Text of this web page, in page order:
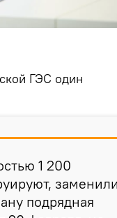
ГЭС один
1 200
заменили
подрядная